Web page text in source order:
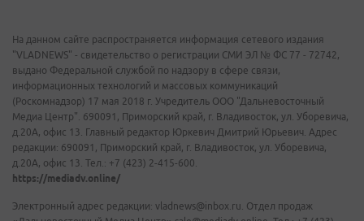
На данном сайте распространяется информация сетевого издания
"VLADNEWS" - свидетельство о регистрации СМИ ЭЛ № ФС 77 - 72742,
выдано Федеральной службой по надзору в сфере связи,
информационных технологий и массовых коммуникаций
(Роскомнадзор) 17 мая 2018 г. Учредитель ООО "Дальневосточный
Медиа Центр". 690091, Приморский край, г. Владивосток, ул. Уборевича,
д.20А, офис 13. Главный редактор Юркевич Дмитрий Юрьевич. Адрес
редакции: 690091, Приморский край, г. Владивосток, ул. Уборевича,
д.20А, офис 13. Тел.: +7 (423) 2-415-600.
https://mediadv.online/
Электронный адрес редакции: vladnews@inbox.ru. Отдел продаж